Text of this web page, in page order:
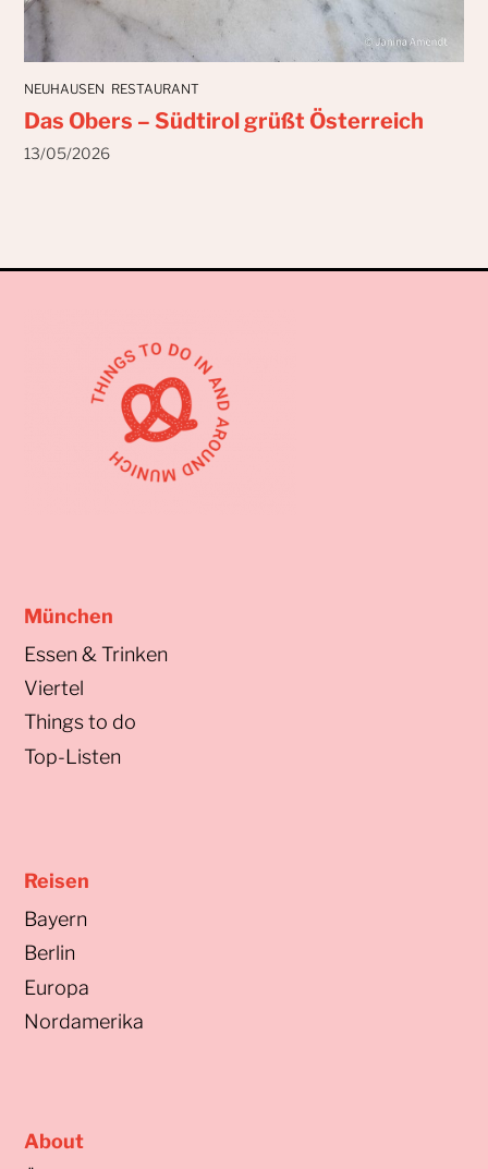
NEUHAUSEN RESTAURANT
Das Obers – Südtirol grüßt Österreich
13/05/2026
München
Essen & Trinken
Viertel
Things to do
Top-Listen
Reisen
Bayern
Berlin
Europa
Nordamerika
About